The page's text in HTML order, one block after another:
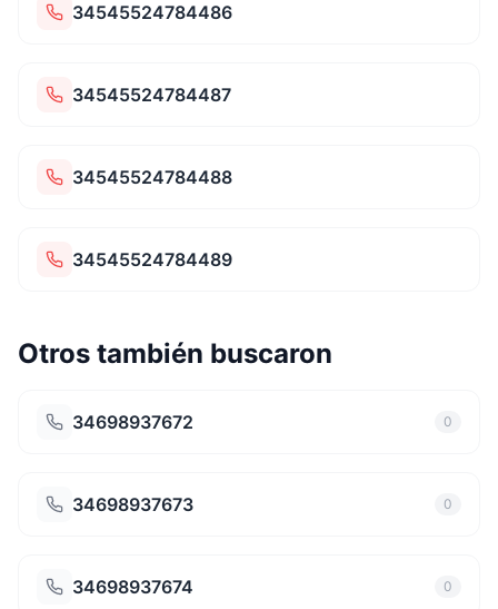
34545524784486
34545524784487
34545524784488
34545524784489
Otros también buscaron
34698937672 0
34698937673 0
34698937674 0